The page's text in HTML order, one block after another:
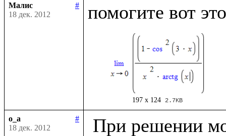
Малис
#
18 дек. 2012
197 x 124 2.7KB
o_a
#
18 дек. 2012